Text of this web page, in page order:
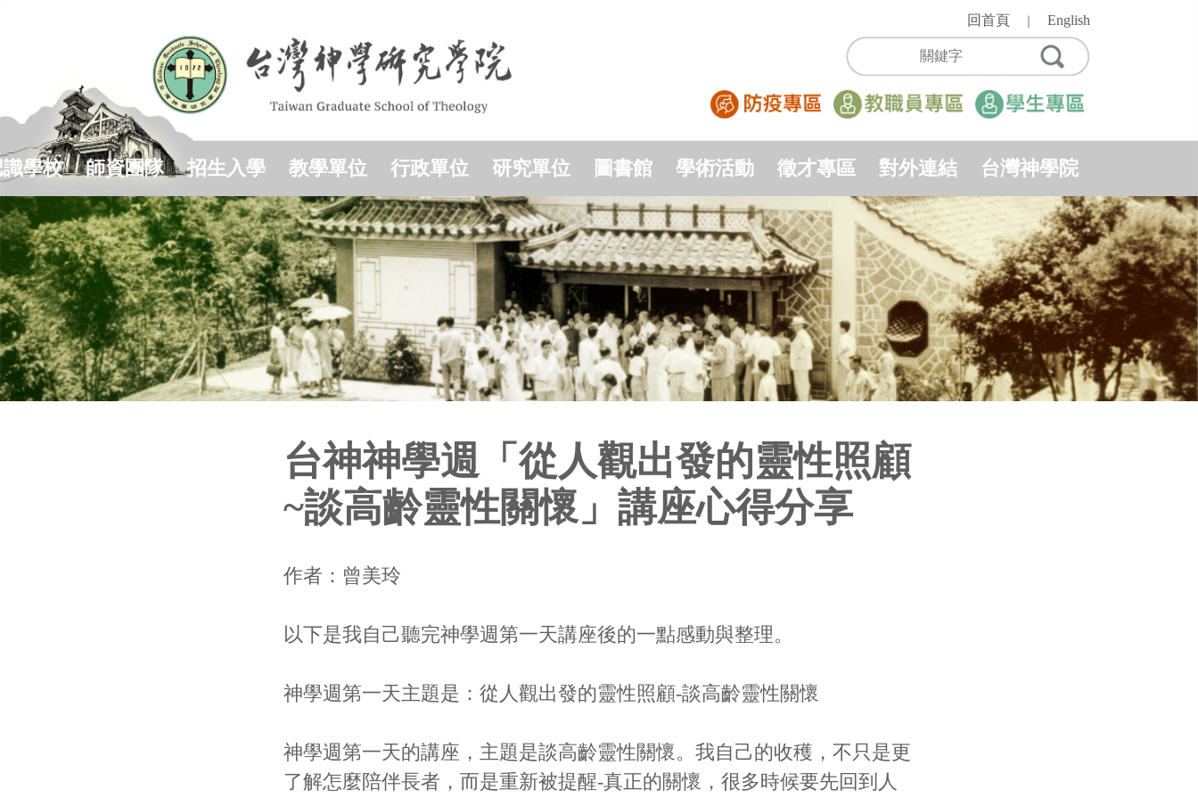
區
回首頁 ｜English
學校 師資團隊 招生入學 教學單位 行政單位 研究單位 圖書館 學術活動 徵才專區 對外連結 台灣神學院
台神神學週「從人觀出發的靈性照顧
~談高齡靈性關懷」講座心得分享
作者：曾美玲
以下是我自己聽完神學週第一天講座後的一點感動與整理。
神學週第一天主題是：從人觀出發的靈性照顧-談高齡靈性關懷
神學週第一天的講座，主題是談高齡靈性關懷。我自己的收穫，不只是更
了解怎麼陪伴長者，而是重新被提醒-真正的關懷，很多時候要先回到人